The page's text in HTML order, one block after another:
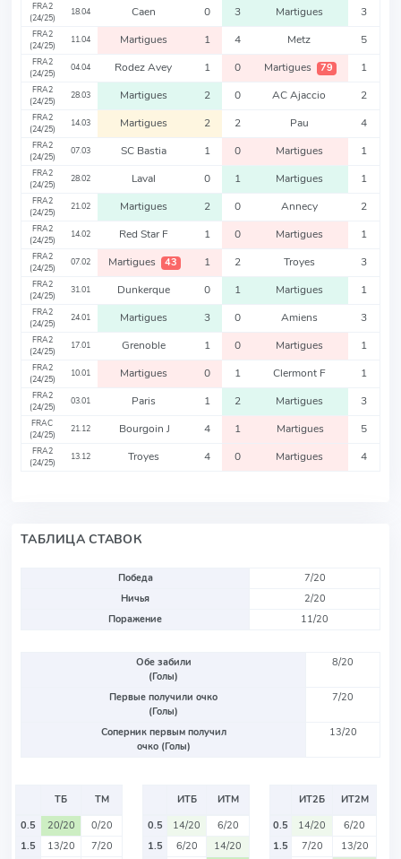
FRA2
(24/25)
18.04 Caen 0 3 Martigues 3
FRA2
(24/25)
11.04 Martigues 1 4 Metz 5
FRA2
(24/25)
04.04 Rodez Avey 1 0 Martigues 79 1
FRA2
(24/25)
28.03 Martigues 2 0 AC Ajaccio 2
FRA2
(24/25)
14.03 Martigues 2 2 Pau 4
FRA2
(24/25)
07.03 SC Bastia 1 0 Martigues 1
FRA2
(24/25)
28.02 Laval 0 1 Martigues 1
FRA2
(24/25)
21.02 Martigues 2 0 Annecy 2
FRA2
(24/25)
14.02 Red Star F 1 0 Martigues 1
FRA2
(24/25)
07.02 Martigues 43 1 2 Troyes 3
FRA2
(24/25)
31.01 Dunkerque 0 1 Martigues 1
FRA2
(24/25)
24.01 Martigues 3 0 Amiens 3
FRA2
(24/25)
17.01 Grenoble 1 0 Martigues 1
FRA2
(24/25)
10.01 Martigues 0 1 Clermont F 1
FRA2
(24/25)
03.01 Paris 1 2 Martigues 3
FRAC
(24/25)
21.12 Bourgoin J 4 1 Martigues 5
FRA2
(24/25)
13.12 Troyes 4 0 Martigues 4
ТАБЛИЦА СТАВОК
Победа
7/20
Ничья
2/20
Поражение
11/20
Обе забили
(Голы)
8/20
Первые получили очко
(Голы)
7/20
Соперник первым получил
очко (Голы)
13/20
ТБ
ТМ
0.5
20/20
0/20
1.5
13/20
7/20
ИТБ
ИТМ
0.5
14/20
6/20
1.5
6/20
14/20
ИТ2Б
ИТ2М
0.5
14/20
6/20
1.5
7/20
13/20